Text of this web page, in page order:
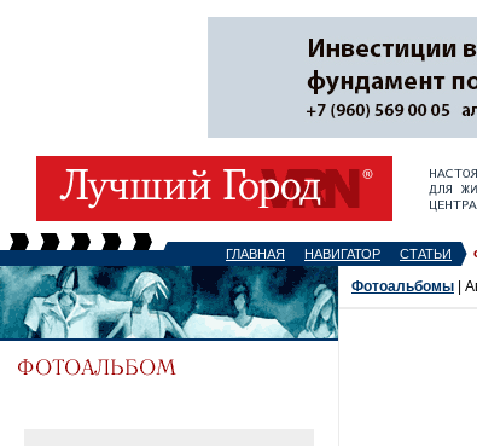
ГЛАВНАЯ НАВИГАТОР СТАТЬИ
Фотоальбомы |